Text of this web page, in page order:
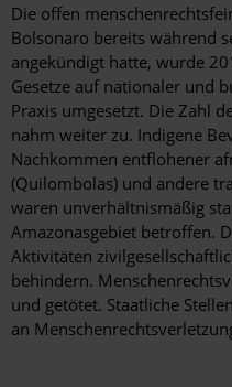
Die offen
Bolsonaro bereits während
angekündigt hatte, wurde
Gesetze auf nationaler und
Praxis umgesetzt. Die Zahl
nahm weiter zu. Indigene
Nachkommen entflohener
(Quilombolas) und andere
waren unverhältnismäßig
Amazonasgebiet betroffen.
Aktivitäten
behindern.
und getötet. Staatliche
an